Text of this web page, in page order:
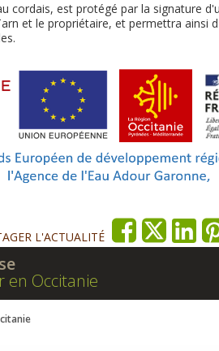
cordais, est protégé par la signature
et le propriétaire, et permettra ainsi
L'ACTUALITÉ
en Occitanie